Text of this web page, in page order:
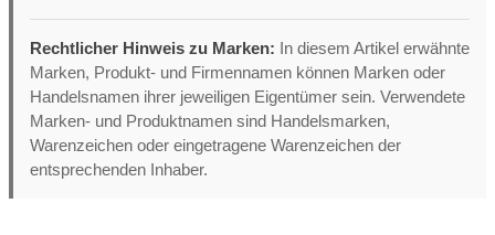
Rechtlicher Hinweis zu Marken: In diesem Artikel erwähnte
Marken, Produkt- und Firmennamen können Marken oder
Handelsnamen ihrer jeweiligen Eigentümer sein. Verwendete
Marken- und Produktnamen sind Handelsmarken,
Warenzeichen oder eingetragene Warenzeichen der
entsprechenden Inhaber.